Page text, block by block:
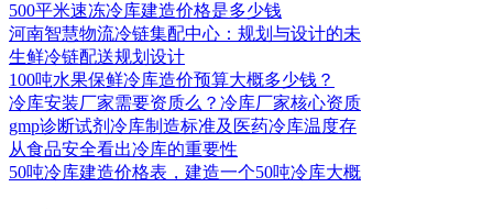
500平米速冻冷库建造价格是多少钱
河南智慧物流冷链集配中心：规划与设计的未
生鲜冷链配送规划设计
100吨水果保鲜冷库造价预算大概多少钱？
冷库安装厂家需要资质么？冷库厂家核心资质
gmp诊断试剂冷库制造标准及医药冷库温度存
从食品安全看出冷库的重要性
50吨冷库建造价格表，建造一个50吨冷库大概